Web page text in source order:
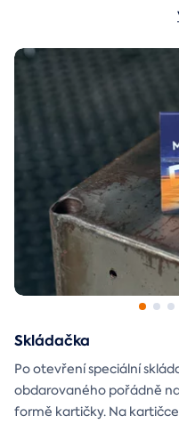
objeví až po chvilce
Skládačka
Po otevření speciální
obdarovaného pořádně
formě kartičky. Na